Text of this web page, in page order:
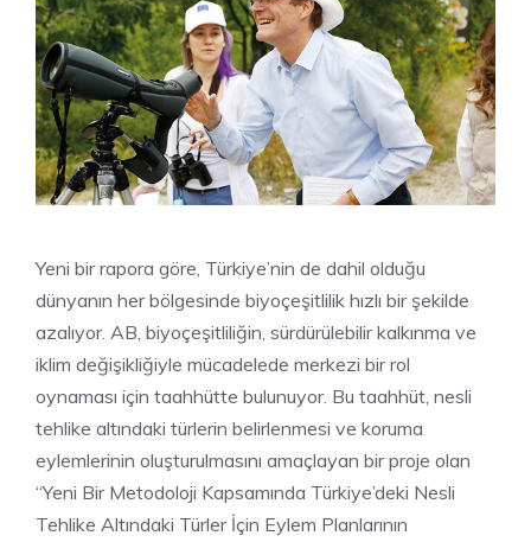
Yeni bir rapora göre, Türkiye’nin de dahil olduğu
dünyanın her bölgesinde biyoçeşitlilik hızlı bir şekilde
azalıyor. AB, biyoçeşitliliğin, sürdürülebilir kalkınma ve
iklim değişikliğiyle mücadelede merkezi bir rol
oynaması için taahhütte bulunuyor. Bu taahhüt, nesli
tehlike altındaki türlerin belirlenmesi ve koruma
eylemlerinin oluşturulmasını amaçlayan bir proje olan
“Yeni Bir Metodoloji Kapsamında Türkiye’deki Nesli
Tehlike Altındaki Türler İçin Eylem Planlarının